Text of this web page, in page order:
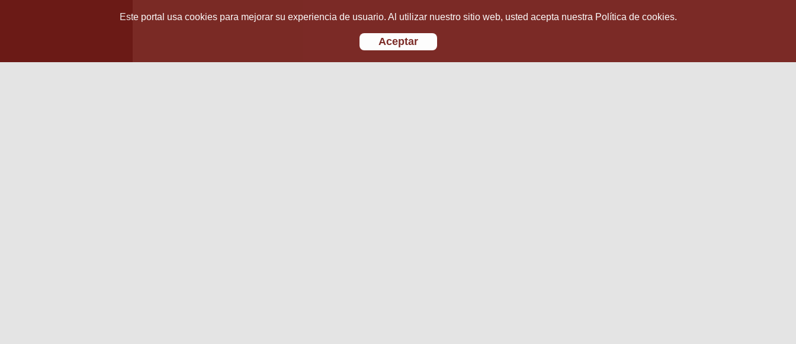
Este portal usa cookies para mejorar su experiencia de usuario. Al utilizar nuestro sitio web, usted acepta nuestra Política de cookies.
Aceptar